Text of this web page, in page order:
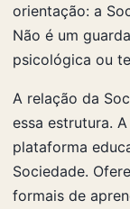
orientação: a
Não é um
psicológica ou
A relação da
essa estrutura.
plataforma
Sociedade.
formais de